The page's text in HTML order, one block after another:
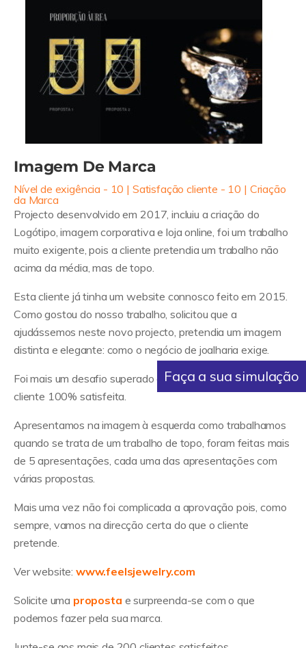
Faça a sua simulação
Imagem De Marca
Nível de exigência - 10 | Satisfação cliente - 10 | Criação
da Marca
Projecto desenvolvido em 2017, incluiu a criação do
Logótipo, imagem corporativa e loja online, foi um trabalho
muito exigente, pois a cliente pretendia um trabalho não
acima da média, mas de topo.
Esta cliente já tinha um website connosco feito em 2015.
Como gostou do nosso trabalho, solicitou que a
ajudássemos neste novo projecto, pretendia um imagem
distinta e elegante: como o negócio de joalharia exige.
Foi mais um desafio superado com distinção, ficando a
cliente 100% satisfeita.
Apresentamos na imagem à esquerda como trabalhamos
quando se trata de um trabalho de topo, foram feitas mais
de 5 apresentações, cada uma das apresentações com
várias propostas.
Mais uma vez não foi complicada a aprovação pois, como
sempre, vamos na direcção certa do que o cliente
pretende.
Ver website: www.feelsjewelry.com
Solicite uma proposta e surpreenda-se com o que
podemos fazer pela sua marca.